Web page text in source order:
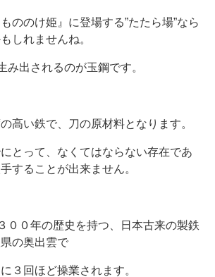
ののけ姫』に登場する”たたら場”なら
しれませんね。
み出されるのが玉鋼です。
高い鉄で、刀の原材料となります。
とって、なくてはならない存在であ
することが出来ません。
００年の歴史を持つ、日本古来の製鉄
の奥出雲で
３回ほど操業されます。